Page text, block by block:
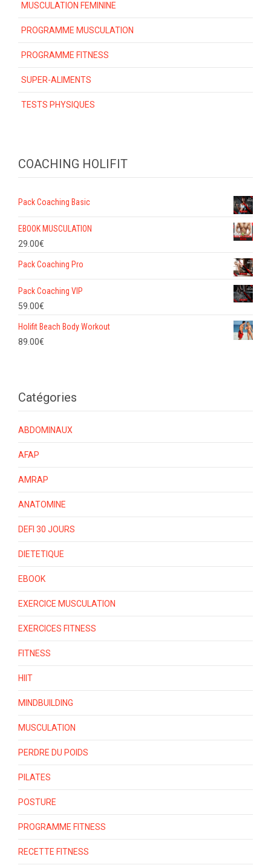
MUSCULATION FEMININE
PROGRAMME MUSCULATION
PROGRAMME FITNESS
SUPER-ALIMENTS
TESTS PHYSIQUES
COACHING HOLIFIT
Pack Coaching Basic
EBOOK MUSCULATION
29.00€
Pack Coaching Pro
Pack Coaching VIP
59.00€
Holifit Beach Body Workout
89.00€
Catégories
ABDOMINAUX
AFAP
AMRAP
ANATOMINE
DEFI 30 JOURS
DIETETIQUE
EBOOK
EXERCICE MUSCULATION
EXERCICES FITNESS
FITNESS
HIIT
MINDBUILDING
MUSCULATION
PERDRE DU POIDS
PILATES
POSTURE
PROGRAMME FITNESS
RECETTE FITNESS